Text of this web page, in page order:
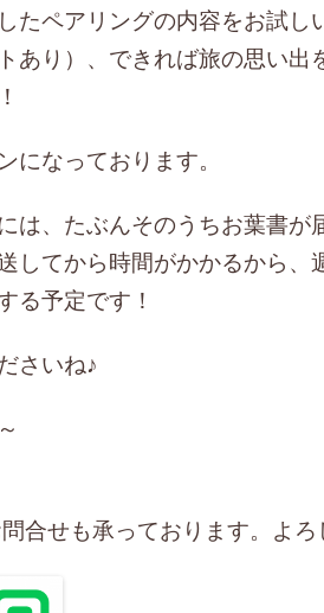
たペアリングの内容をお試し
あり）、できれば旅の思い出
になっております。
は、たぶんそのうちお葉書が
してから時間がかかるから、
る予定です！
さいね♪
合せも承っております。よ